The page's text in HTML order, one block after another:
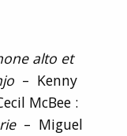
alto et
– Kenny
McBee :
– Miguel